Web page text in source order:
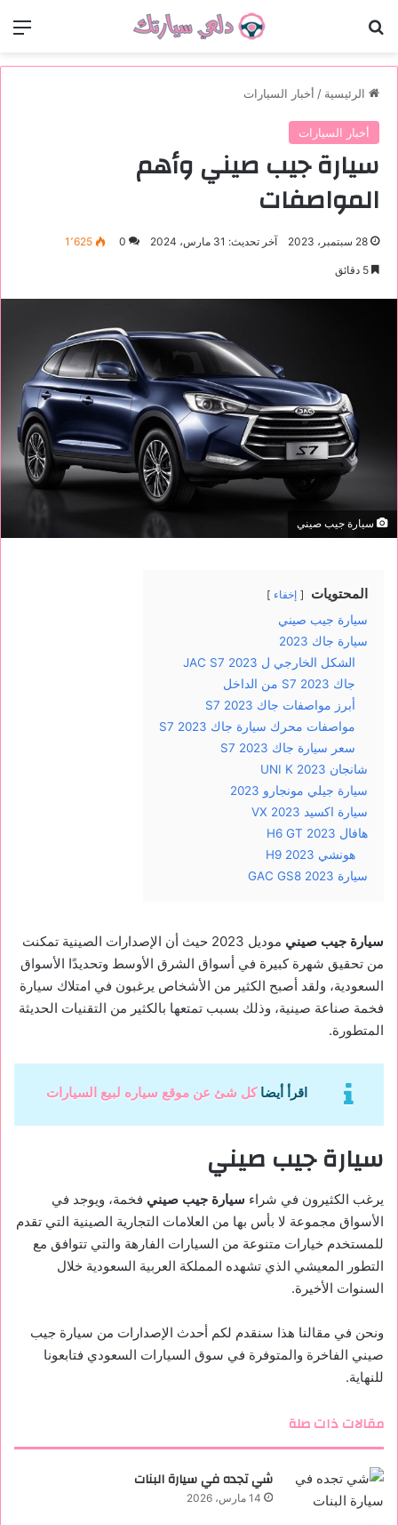
الرئيسية / أخبار السيارات
أخبار السيارات
سيارة جيب صيني وأهم
المواصفات
28 سبتمبر، 2023 آخر تحديث: 31 مارس، 2024 0 1٬625
سيارة جيب صيني
المحتويات إخفاء
سيارة جيب صيني
سيارة جاك 2023
الشكل الخارجي ل JAC S7 2023
جاك S7 2023 من الداخل
أبرز مواصفات جاك S7 2023
مواصفات محرك سيارة جاك S7 2023
سعر سيارة جاك S7 2023
شانجان UNI K 2023
سيارة جيلي مونجارو 2023
سيارة اكسيد VX 2023
هافال H6 GT 2023
هونشي H9 2023
سيارة GAC GS8 2023
سيارة جيب صيني
موديل 2023 حيث أن الإصدارات الصينية تمكنت
من تحقيق شهرة كبيرة في أسواق الشرق الأوسط وتحديدًا الأسواق
السعودية، ولقد أصبح الكثير من الأشخاص يرغبون في امتلاك سيارة
فخمة صناعة صينية، وذلك بسبب تمتعها بالكثير من التقنيات الحديثة
المتطورة.
اقرأ أيضاكل شئ عن موقع سياره لبيع السيارات
سيارة جيب صيني
يرغب الكثيرون في شراء سيارة جيب صيني فخمة، ويوجد في
الأسواق مجموعة لا بأس بها من العلامات التجارية الصينية التي تقدم
للمستخدم خيارات متنوعة من السيارات الفارهة والتي تتوافق مع
التطور المعيشي الذي تشهده المملكة العربية السعودية خلال
السنوات الأخيرة.
ونحن في مقالنا هذا سنقدم لكم أحدث الإصدارات من سيارة جيب
صيني الفاخرة والمتوفرة في سوق السيارات السعودي فتابعونا
للنهاية.
مقالات ذات صلة
شي تجده في سيارة البنات
14 مارس، 2026